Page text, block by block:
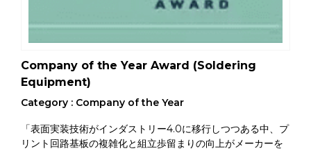
Company of the Year Award (Soldering
Equipment)
Category : Company of the Year
「表面実装技術がインダストリー4.0に移行しつつある中、プ
リント回路基板の複雑化と組立歩留まりの向上がメーカーを